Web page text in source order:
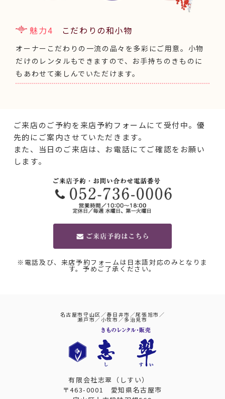
魅力4 こだわりの和小物
オーナーこだわりの一流の品々を多彩にご用意。小物
だけのレンタルもできますので、お手持ちのきものに
もあわせて楽しんでいただけます。
ご来店のご予約を来店予約フォームにて受付中。優
先的にご案内させていただきます。
また、当日のご来店は、お電話にてご確認をお願い
します。
※電話及び、来店予約フォームは日本語対応のみとなりま
す。予めご了承ください。
名古屋市守山区／春日井市／尾張旭市／
瀬戸市／小牧市／多治見市
有限会社志翠（しすい）
〒463-0001 愛知県名古屋市